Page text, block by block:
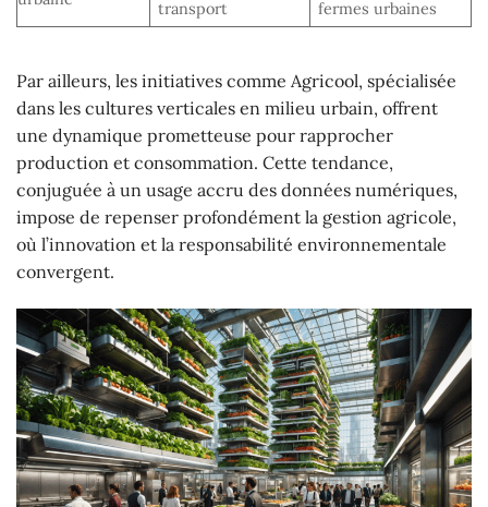
transport
fermes urbaines
Par ailleurs, les initiatives comme Agricool, spécialisée
dans les cultures verticales en milieu urbain, offrent
une dynamique prometteuse pour rapprocher
production et consommation. Cette tendance,
conjuguée à un usage accru des données numériques,
impose de repenser profondément la gestion agricole,
où l’innovation et la responsabilité environnementale
convergent.